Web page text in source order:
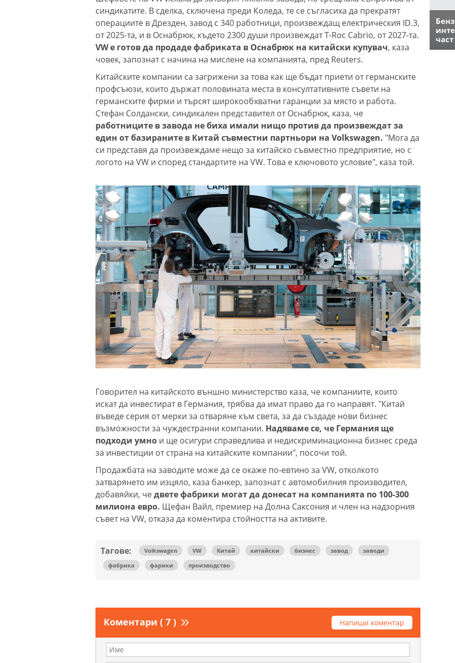
синдикатите. В сделка, сключена преди Коледа, те се съгласиха да прекратят
операциите в Дрезден, завод с 340 работници, произвеждащ електрическия ID.3,
от 2025-та, и в Оснабрюк, където 2300 души произвеждат T-Roc Cabrio, от 2027-та.
VW е готов да продаде фабриката в Оснабрюк на китайски купувач, каза
човек, запознат с начина на мислене на компанията, пред Reuters.
Китайските компании са загрижени за това как ще бъдат приети от германските
профсъюзи, които държат половината места в консултативните съвети на
германските фирми и търсят широкообхватни гаранции за място и работа.
Стефан Солдански, синдикален представител от Оснабрюк, каза, че
работниците в завода не биха имали нищо против да произвеждат за
един от базираните в Китай съвместни партньори на Volkswagen. "Мога да
си представя да произвеждаме нещо за китайско съвместно предприятие, но с
логото на VW и според стандартите на VW. Това е ключовото условие", каза той.
Говорител на китайското външно министерство каза, че компаниите, които
искат да инвестират в Германия, трябва да имат право да го направят. "Китай
въведе серия от мерки за отваряне към света, за да създаде нови бизнес
възможности за чуждестранни компании. Надяваме се, че Германия ще
подходи умно и ще осигури справедлива и недискриминационна бизнес среда
за инвестиции от страна на китайските компании", посочи той.
Продажбата на заводите може да се окаже по-евтино за VW, отколкото
затварянето им изцяло, каза банкер, запознат с автомобилния производител,
добавяйки, чедвете фабрики могат да донесат на компанията по 100-300
милиона евро. Щефан Вайл, премиер на Долна Саксония и член на надзорния
съвет на VW, отказа да коментира стойността на активите.
Тагове: Volkswagen VW Китай китайски бизнес завод
заводи
фабрика
фарики производство
Коментари ( 7 ) Напиши коментар
част